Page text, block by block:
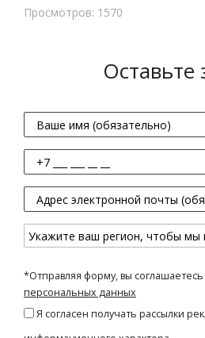
Просмотров: 1570
Оставьте
*Отправляя форму, вы
персональных данных
Я согласен получать рассылки